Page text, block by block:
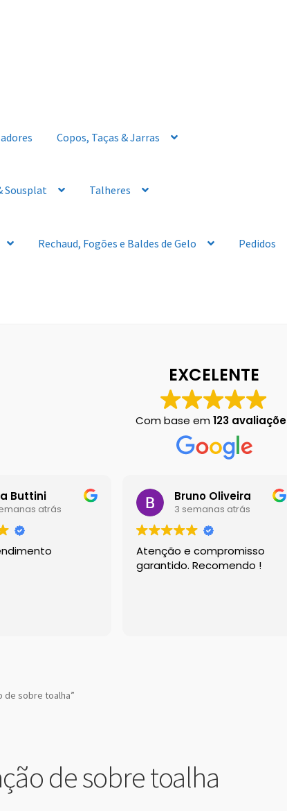
Copos, Taças & Jarras
Sousplat Talheres
Rechaud, Fogões e Baldes de Gelo Pedidos
Dony LocaçõesPortfolio
EXCELENTE
Com base em123
Buttini
atrás
Bruno Oliveira
3 semanas atrás
Atenção e compromisso
garantido. Recomendo !
de sobre toalha”
de sobre toalha